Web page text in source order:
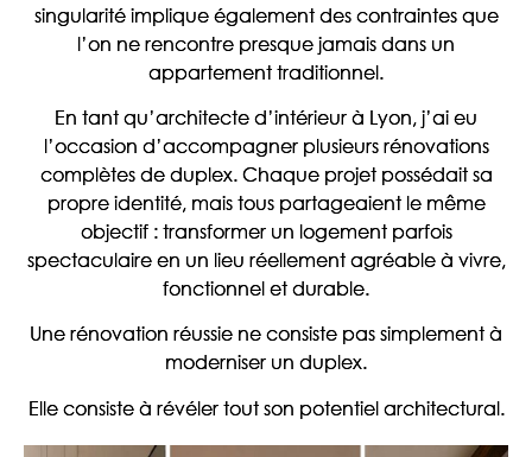
singularité implique également des contraintes que
l’on ne rencontre presque jamais dans un
appartement traditionnel.
En tant qu’architecte d’intérieur à Lyon, j’ai eu
l’occasion d’accompagner plusieurs rénovations
complètes de duplex. Chaque projet possédait sa
propre identité, mais tous partageaient le même
objectif : transformer un logement parfois
spectaculaire en un lieu réellement agréable à vivre,
fonctionnel et durable.
Une rénovation réussie ne consiste pas simplement à
moderniser un duplex.
Elle consiste à révéler tout son potentiel architectural.